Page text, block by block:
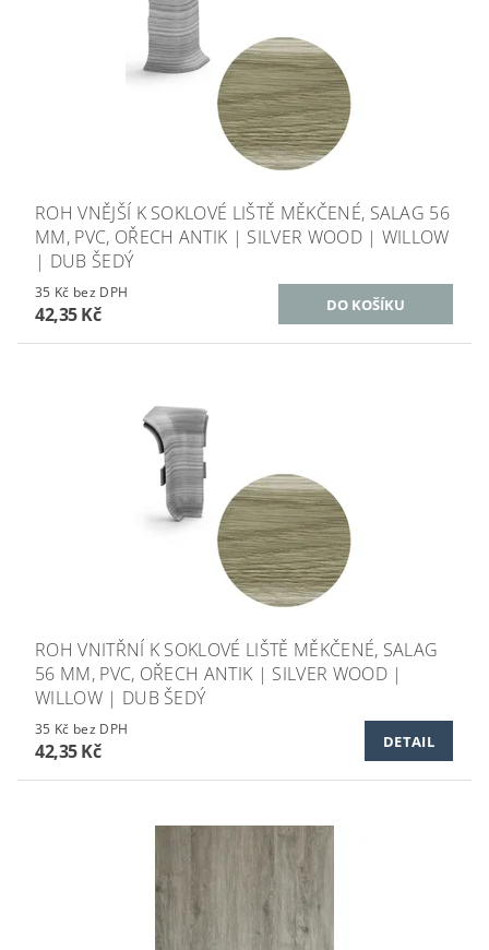
ROH VNĚJŠÍ K SOKLOVÉ LIŠTĚ MĚKČENÉ, SALAG 56
MM, PVC, OŘECH ANTIK | SILVER WOOD | WILLOW
| DUB ŠEDÝ
35 Kč bez DPH
42,35 Kč
ROH VNITŘNÍ K SOKLOVÉ LIŠTĚ MĚKČENÉ, SALAG
56 MM, PVC, OŘECH ANTIK | SILVER WOOD |
WILLOW | DUB ŠEDÝ
35 Kč bez DPH
42,35 Kč DETAIL